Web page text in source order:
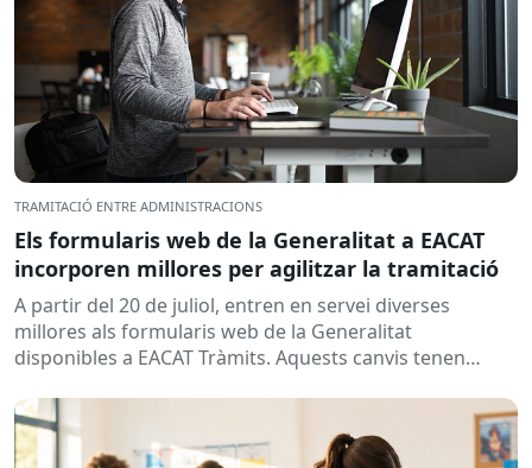
TRAMITACIÓ ENTRE ADMINISTRACIONS
Els formularis web de la Generalitat a EACAT
incorporen millores per agilitzar la tramitació
A partir del 20 de juliol, entren en servei diverses
millores als formularis web de la Generalitat
disponibles a EACAT Tràmits. Aquests canvis tenen